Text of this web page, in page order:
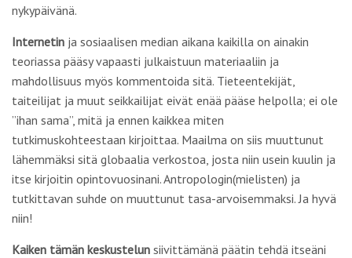
nykypäivänä.
Internetin ja sosiaalisen median aikana kaikilla on ainakin
teoriassa pääsy vapaasti julkaistuun materiaaliin ja
mahdollisuus myös kommentoida sitä. Tieteentekijät,
taiteilijat ja muut seikkailijat eivät enää pääse helpolla; ei ole
”ihan sama”, mitä ja ennen kaikkea miten
tutkimuskohteestaan kirjoittaa. Maailma on siis muuttunut
lähemmäksi sitä globaalia verkostoa, josta niin usein kuulin ja
itse kirjoitin opintovuosinani. Antropologin(mielisten) ja
tutkittavan suhde on muuttunut tasa-arvoisemmaksi. Ja hyvä
niin!
Kaiken tämän keskustelun siivittämänä päätin tehdä itseäni